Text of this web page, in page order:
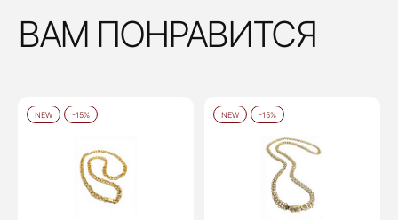
ВАМ ПОНРАВИТСЯ
NEW -15% NEW -15%